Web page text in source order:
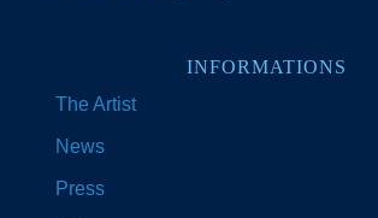
INFORMATIONS
The Artist
News
Press